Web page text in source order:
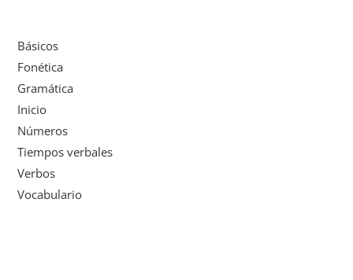
Básicos
Fonética
Gramática
Inicio
Números
Tiempos verbales
Verbos
Vocabulario